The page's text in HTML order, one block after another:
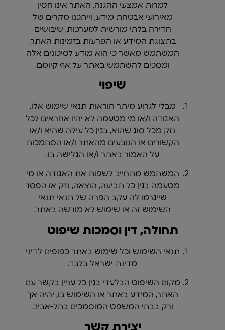
למרות אמצעי ההגנה, האתר אינו חסין
מאירועי אבטחת מידע, וייתכנו מקרים של
חדירה בלתי מורשית למערכות, שיבושים
בתצוגת המידע או הפרעות בזמינות האתר.
המשתמש מאשר כי הוא מודע לסיכונים אלה
ומסכים להשתמש באתר על אף קיומם.
שיפוי
מבלי לגרוע מיתר הוראות תנאי שימוש אלו,
האגודה ו/או מי מטעמה לא יהיו אחראים לכל
נזק מכל סוג שהוא, בגין כל עילה שהיא ו/או
הקשורים או הנובעים מהאתר ו/או הסתמכות
על האמור באתר ו/או הגלישה בו.
המשתמש מתחייב לשפות את האגודה או מי
מטעמה בגין כל תביעה, הוצאה, נזק או הפסד
שייגרמו לה עקב הפרה של תנאי תנאי
השימוש זה או שימוש לא מורשה באתר.
תחולה, דין וסמכות שיפוט
תנאי השימוש וכל שימוש באתר כפופים לדיני
מדינת ישראל בלבד.
מקום השיפוט הבלעדי בגין כל עניין בקשר עם
האתר, המידע באתר או השימוש בו, יהיה אך
ורק בבתי המשפט המוסמכים בתל-אביב.
יצירת קשר